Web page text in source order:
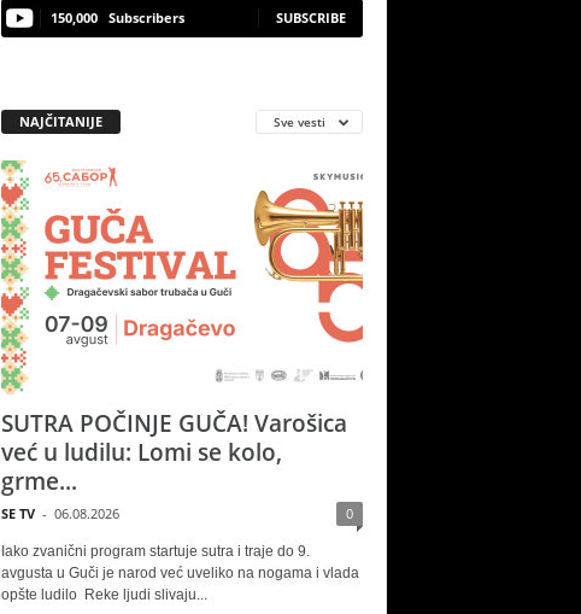
150,000 Subscribers SUBSCRIBE
NAJČITANIJE Sve vesti
SUTRA POČINJE GUČA! Varošica
već u ludilu: Lomi se kolo,
grme...
SE TV - 06.08.2026 0
Iako zvanični program startuje sutra i traje do 9.
avgusta u Guči je narod već uveliko na nogama i vlada
opšte ludilo Reke ljudi slivaju...